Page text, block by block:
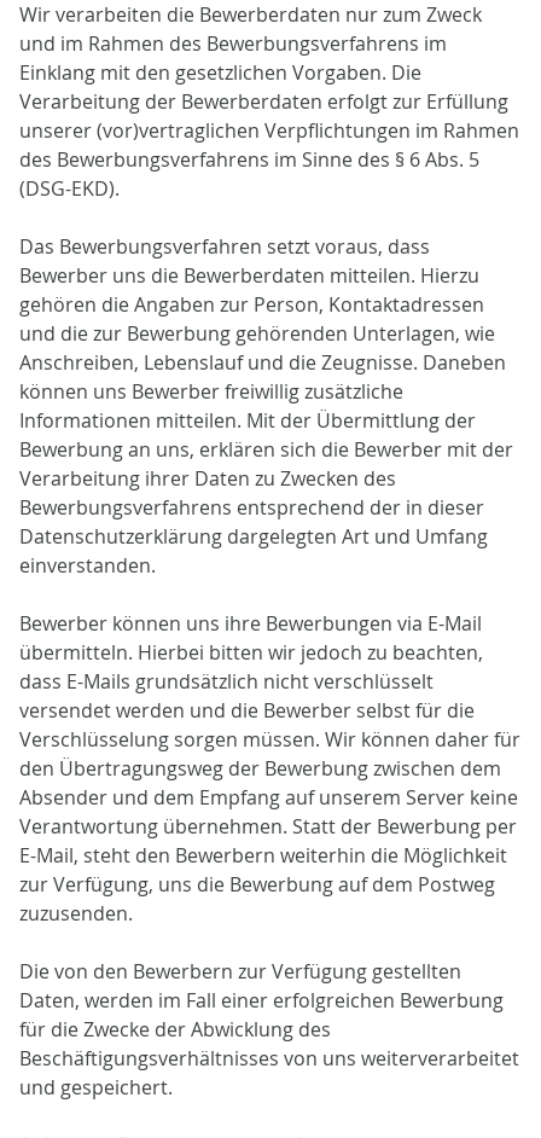
Wir verarbeiten die Bewerberdaten nur zum Zweck
und im Rahmen des Bewerbungsverfahrens im
Einklang mit den gesetzlichen Vorgaben. Die
Verarbeitung der Bewerberdaten erfolgt zur Erfüllung
unserer (vor)vertraglichen Verpflichtungen im Rahmen
des Bewerbungsverfahrens im Sinne des § 6 Abs. 5
(DSG-EKD).
Das Bewerbungsverfahren setzt voraus, dass
Bewerber uns die Bewerberdaten mitteilen. Hierzu
gehören die Angaben zur Person, Kontaktadressen
und die zur Bewerbung gehörenden Unterlagen, wie
Anschreiben, Lebenslauf und die Zeugnisse. Daneben
können uns Bewerber freiwillig zusätzliche
Informationen mitteilen. Mit der Übermittlung der
Bewerbung an uns, erklären sich die Bewerber mit der
Verarbeitung ihrer Daten zu Zwecken des
Bewerbungsverfahrens entsprechend der in dieser
Datenschutzerklärung dargelegten Art und Umfang
einverstanden.
Bewerber können uns ihre Bewerbungen via E-Mail
übermitteln. Hierbei bitten wir jedoch zu beachten,
dass E-Mails grundsätzlich nicht verschlüsselt
versendet werden und die Bewerber selbst für die
Verschlüsselung sorgen müssen. Wir können daher für
den Übertragungsweg der Bewerbung zwischen dem
Absender und dem Empfang auf unserem Server keine
Verantwortung übernehmen. Statt der Bewerbung per
E-Mail, steht den Bewerbern weiterhin die Möglichkeit
zur Verfügung, uns die Bewerbung auf dem Postweg
zuzusenden.
Die von den Bewerbern zur Verfügung gestellten
Daten, werden im Fall einer erfolgreichen Bewerbung
für die Zwecke der Abwicklung des
Beschäftigungsverhältnisses von uns weiterverarbeitet
und gespeichert.